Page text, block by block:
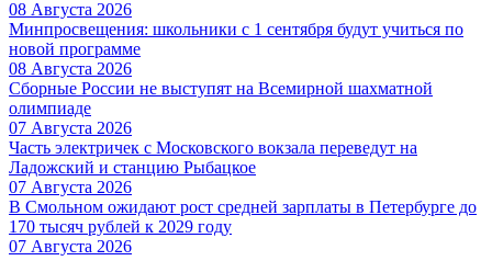
08 Августа 2026
Минпросвещения: школьники с 1 сентября будут учиться по
новой программе
08 Августа 2026
Сборные России не выступят на Всемирной шахматной
олимпиаде
07 Августа 2026
Часть электричек с Московского вокзала переведут на
Ладожский и станцию Рыбацкое
07 Августа 2026
В Смольном ожидают рост средней зарплаты в Петербурге до
170 тысяч рублей к 2029 году
07 Августа 2026